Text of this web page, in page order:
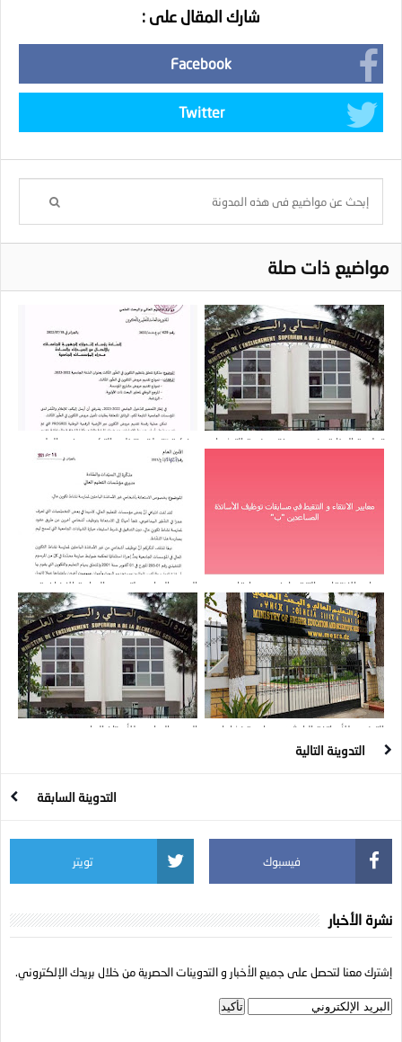
شارك المقال على :
Facebook
Twitter
مواضيع ذات صلة
تعليمة الوزارة بخصوص فتح منصة الترشحات
مذكرة تتعلق بتنظيم التكوين في الطور
الثالث بعنوان السنة الجامعية 2022/2023
ورزنامة عروض التكوين في الدكتوراه
معايير الانتقاء و التنقيط في مسابقات
توظيف الأساتذة المساعدين "ب"
الحجم الساعي لتدريس الساعة الإضافية
الترخيص للأساتذة الباحثين بممارسة نشاط
الحجم الساعي للأستاذ الجامعي محدد
التدوينة التالية
التدوينة السابقة
فيسبوك تويتر
نشرة الأخبار
إشترك معنا لتحصل على جميع الأخبار و التدوينات الحصرية من خلال بريدك الإلكتروني.